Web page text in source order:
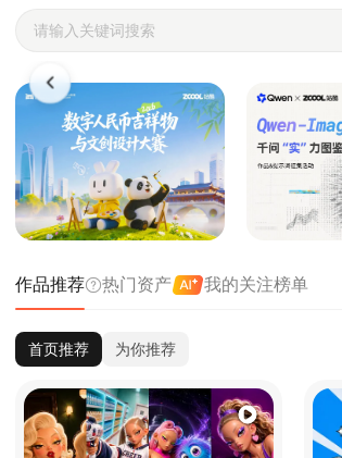
站酷ZCOOL - 设计师
作品推荐 热门资产 我的关注榜单
首页推荐 为你推荐